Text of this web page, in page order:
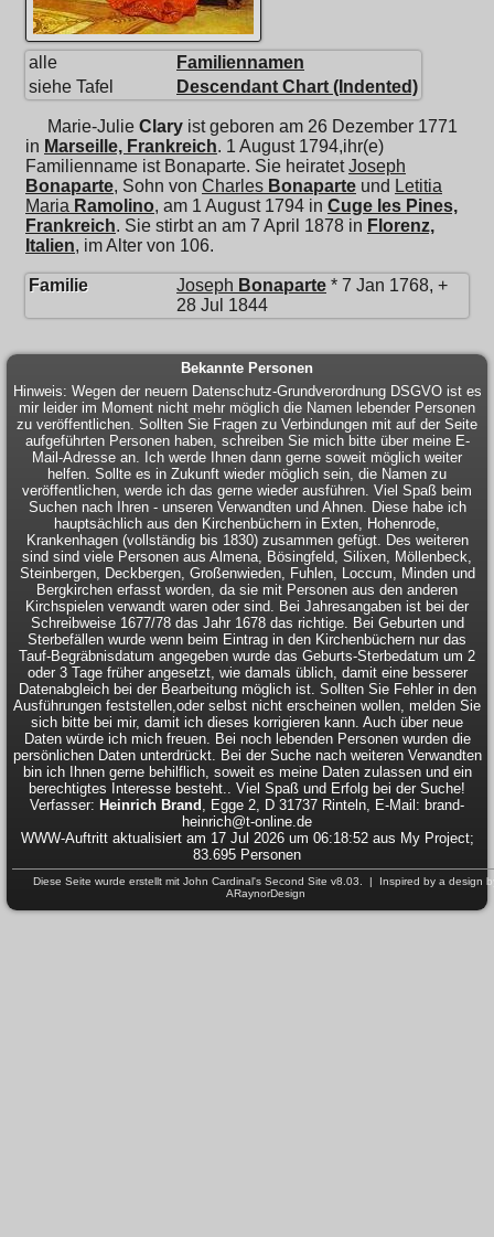
alle
Familiennamen
siehe Tafel
Descendant Chart (Indented)
Marie-Julie Clary ist geboren am 26 Dezember 1771
in Marseille, Frankreich. 1 August 1794,ihr(e)
Familienname ist Bonaparte. Sie heiratetJoseph
Bonaparte, Sohn von Charles Bonaparte und Letitia
Maria Ramolino, am 1 August 1794 in Cuge les Pines,
Frankreich. Sie stirbt an am 7 April 1878 in Florenz,
Italien, im Alter von 106.
Familie Joseph Bonaparte * 7 Jan 1768, +
28 Jul 1844
Bekannte Personen
Hinweis: Wegen der neuern Datenschutz-Grundverordnung DSGVO ist es
mir leider im Moment nicht mehr möglich die Namen lebender Personen
zu veröffentlichen. Sollten Sie Fragen zu Verbindungen mit auf der Seite
aufgeführten Personen haben, schreiben Sie mich bitte über meine E-
Mail-Adresse an. Ich werde Ihnen dann gerne soweit möglich weiter
helfen. Sollte es in Zukunft wieder möglich sein, die Namen zu
veröffentlichen, werde ich das gerne wieder ausführen. Viel Spaß beim
Suchen nach Ihren - unseren Verwandten und Ahnen. Diese habe ich
hauptsächlich aus den Kirchenbüchern in Exten, Hohenrode,
Krankenhagen (vollständig bis 1830) zusammen gefügt. Des weiteren
sind sind viele Personen aus Almena, Bösingfeld, Silixen, Möllenbeck,
Steinbergen, Deckbergen, Großenwieden, Fuhlen, Loccum, Minden und
Bergkirchen erfasst worden, da sie mit Personen aus den anderen
Kirchspielen verwandt waren oder sind. Bei Jahresangaben ist bei der
Schreibweise 1677/78 das Jahr 1678 das richtige. Bei Geburten und
Sterbefällen wurde wenn beim Eintrag in den Kirchenbüchern nur das
Tauf-Begräbnisdatum angegeben wurde das Geburts-Sterbedatum um 2
oder 3 Tage früher angesetzt, wie damals üblich, damit eine besserer
Datenabgleich bei der Bearbeitung möglich ist. Sollten Sie Fehler in den
Ausführungen feststellen,oder selbst nicht erscheinen wollen, melden Sie
sich bitte bei mir, damit ich dieses korrigieren kann. Auch über neue
Daten würde ich mich freuen. Bei noch lebenden Personen wurden die
persönlichen Daten unterdrückt. Bei der Suche nach weiteren Verwandten
bin ich Ihnen gerne behilflich, soweit es meine Daten zulassen und ein
berechtigtes Interesse besteht.. Viel Spaß und Erfolg bei der Suche!
Verfasser: Heinrich Brand , Egge 2, D 31737 Rinteln, E-Mail: brand-
heinrich@t-online.de
WWW-Auftritt aktualisiert am 17 Jul 2026 um 06:18:52 aus My Project;
83.695 Personen
Diese Seite wurde erstellt mit John Cardinal's Second Site v8.03. | Inspired by a design
ARaynorDesign